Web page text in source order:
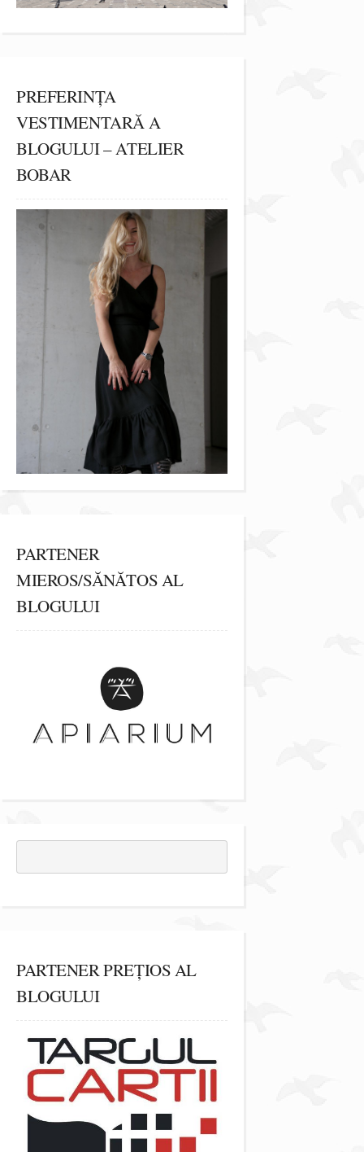
PREFERINȚA
VESTIMENTARĂ A
BLOGULUI – ATELIER
BOBAR
PARTENER
MIEROS/SĂNĂTOS AL
BLOGULUI
PARTENER PREȚIOS AL
BLOGULUI